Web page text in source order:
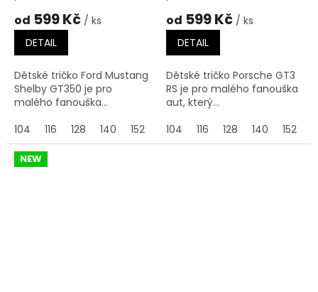
od 599 Kč / ks
DETAIL
Dětské tričko Ford Mustang
Shelby GT350 je pro
malého fanouška...
104
116 128 140 152 164
od 599 Kč / ks
DETAIL
Dětské tričko Porsche GT3
RS je pro malého fanouška
aut, který...
104
116 128 140 152
NEW